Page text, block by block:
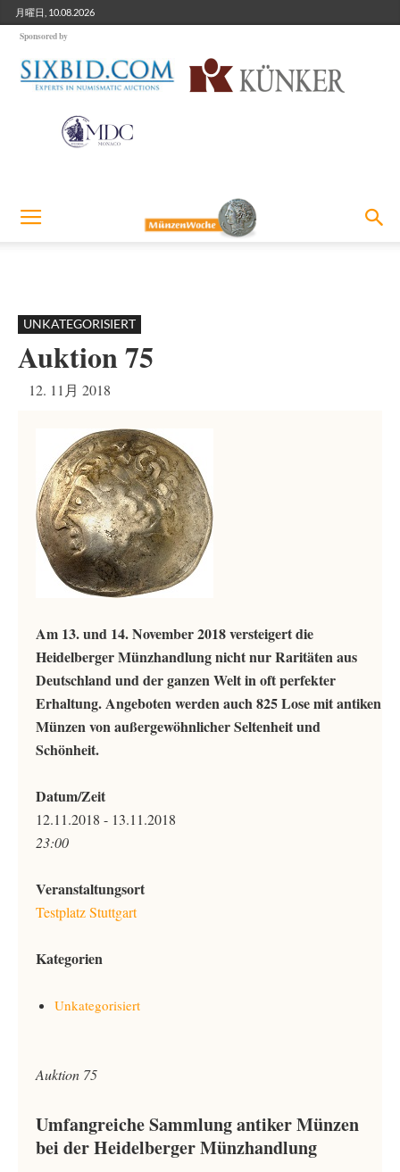
月曜日, 10.08.2026
Sponsored by
UNKATEGORISIERT
Auktion 75
12. 11月 2018
Am 13. und 14. November 2018 versteigert die
Heidelberger Münzhandlung nicht nur Raritäten aus
Deutschland und der ganzen Welt in oft perfekter
Erhaltung. Angeboten werden auch 825 Lose mit antiken
Münzen von außergewöhnlicher Seltenheit und
Schönheit.
Datum/Zeit
12.11.2018 - 13.11.2018
23:00
Veranstaltungsort
Testplatz Stuttgart
Kategorien
Unkategorisiert
Auktion 75
Umfangreiche Sammlung antiker Münzen
bei der Heidelberger Münzhandlung